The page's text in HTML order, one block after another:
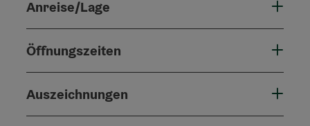
Anreise/Lage
Öffnungszeiten
Auszeichnungen